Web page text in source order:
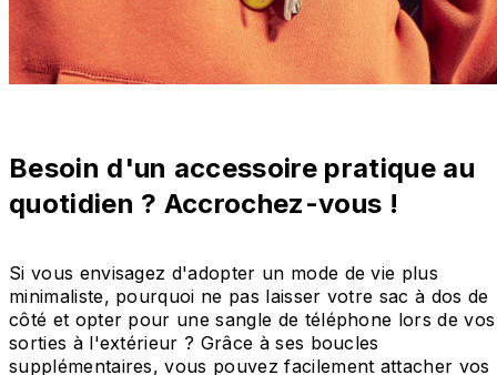
Besoin d'un accessoire pratique au
quotidien ? Accrochez-vous !
Si vous envisagez d'adopter un mode de vie plus
minimaliste, pourquoi ne pas laisser votre sac à dos de
côté et opter pour une sangle de téléphone lors de vos
sorties à l'extérieur ? Grâce à ses boucles
supplémentaires, vous pouvez facilement attacher vos